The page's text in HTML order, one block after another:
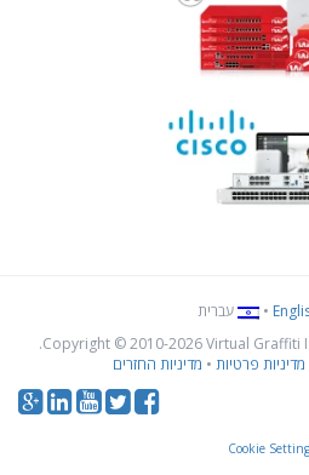
•
עברית
Copyright © 2010-2026 Virtual
פרטיות• מדיניות החזרים
Cookie